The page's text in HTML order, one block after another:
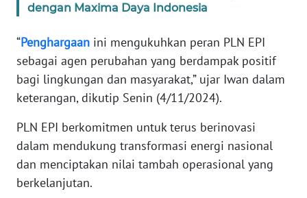
dengan Maxima Daya Indonesia
“Penghargaan ini mengukuhkan peran PLN EPI
sebagai agen perubahan yang berdampak positif
bagi lingkungan dan masyarakat,” ujar Iwan dalam
keterangan, dikutip Senin (4/11/2024).
PLN EPI berkomitmen untuk terus berinovasi
dalam mendukung transformasi energi nasional
dan menciptakan nilai tambah operasional yang
berkelanjutan.
WN
JABAR
WN
BANTEN
WN
NTT